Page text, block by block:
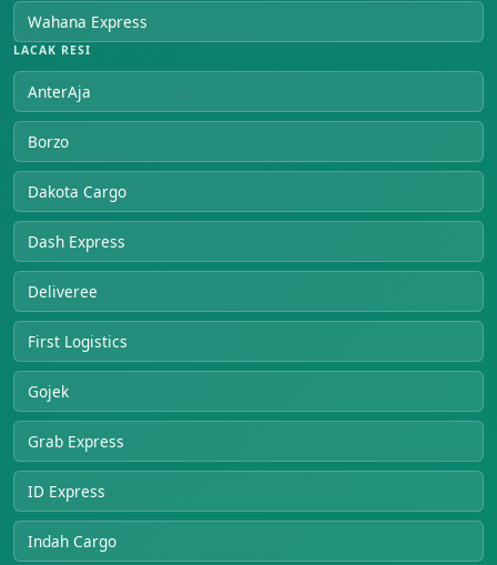
Wahana Express
LACAK RESI
AnterAja
Borzo
Dakota Cargo
Dash Express
Deliveree
First Logistics
Gojek
Grab Express
ID Express
Indah Cargo